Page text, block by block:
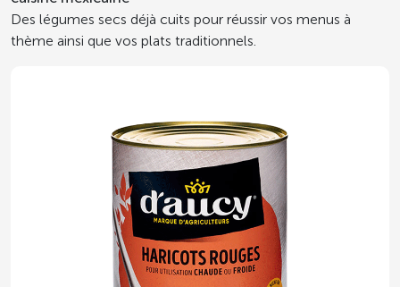
Des légumes secs déjà cuits pour réussir vos menus à
thème ainsi que vos plats traditionnels.